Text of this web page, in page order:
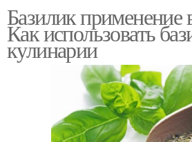
Базилик применение
Как использовать
кулинарии